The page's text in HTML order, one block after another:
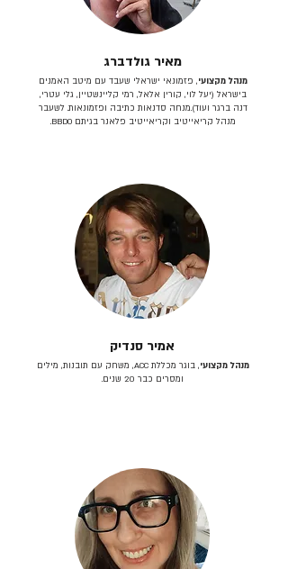
מאיר גולדברג
מנהל מקצועי, פזמונאי ישראלי שעבד עם מיטב האמנים
בישראל (יעל לוי, קורין אלאל, רמי קליינשטיין, גלי עטרי,
דנה ברגר ועוד).מנחה סדנאות כתיבה ופזמונאות. לשעבר
מנהל קריאייטיב וקריאייטיב פלאנר בגיתם BBDO.
אמיר סנדיק
מנהל מקצועי
, בוגר מכללת ACC, משחק עם תובנות, מילים
ומסרים כבר 20 שנים.